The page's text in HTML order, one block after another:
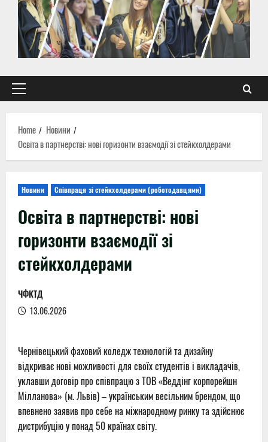
Primary
Home
Новини
Освіта в партнерстві: нові горизонти взаємодії зі стейкхолдерами
Новини Співпраця зі стейкхолдерами (роботодавцями)
Освіта в партнерстві: нові
горизонти взаємодії зі
стейкхолдерами
ЧФКТД
13.06.2026
Чернівецький фаховий коледж технологій та дизайну
відкриває нові можливості для своїх студентів і викладачів,
уклавши договір про співпрацю з ТОВ «Веддінг корпорейшн
Мілланова» (м. Львів) – українським весільним брендом, що
впевнено заявив про себе на міжнародному ринку та здійснює
дистрибуцію у понад 50 країнах світу.